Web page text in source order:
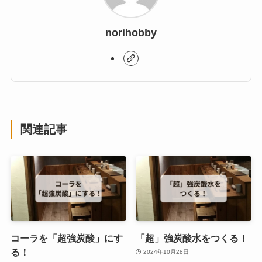
norihobby
関連記事
コーラを「超強炭酸」にす
る！
「超」強炭酸水をつくる！
2024年10月28日